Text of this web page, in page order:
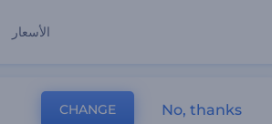
الأسعار
CHANGE No, thanks